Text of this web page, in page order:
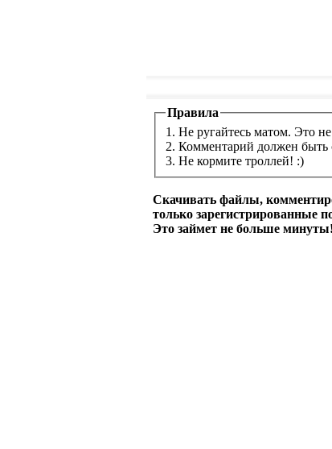
Правила
1. Не ругайтесь матом. Это
2. Комментарий должен быть
3. Не кормите троллей! :)
Скачивать файлы,
только зарегистрированные
Это займет не больше